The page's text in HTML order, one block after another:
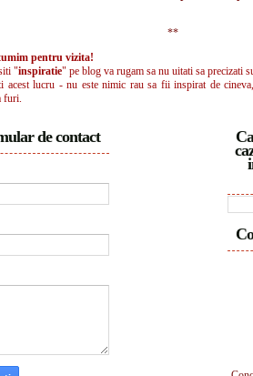
**
pentru vizita!
"inspiratie" pe blog va rugam sa nu uitati sa precizati
acest lucru - nu este nimic rau sa fii inspirat de
furi.
de contact